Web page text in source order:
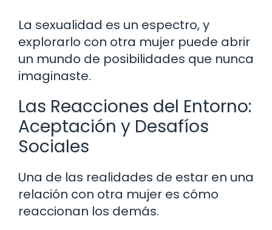
La sexualidad es un espectro, y
explorarlo con otra mujer puede abrir
un mundo de posibilidades que nunca
imaginaste.
Las Reacciones del Entorno:
Aceptación y Desafíos
Sociales
Una de las realidades de estar en una
relación con otra mujer es cómo
reaccionan los demás.